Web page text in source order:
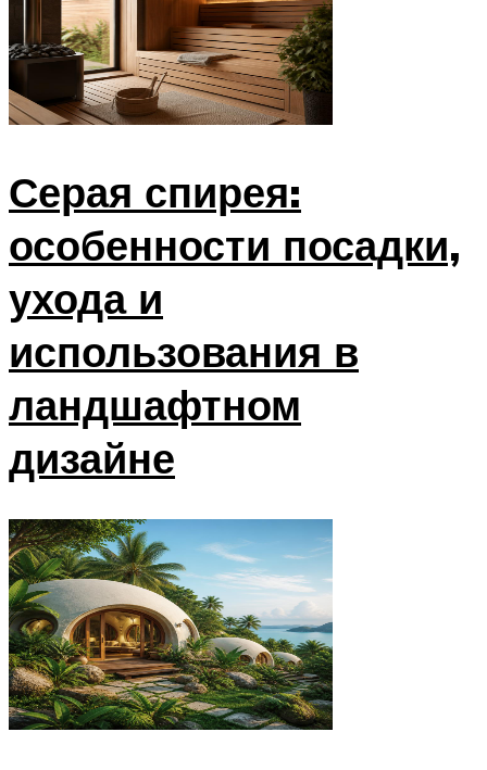
Серая спирея:
особенности посадки,
ухода и
использования в
ландшафтном
дизайне